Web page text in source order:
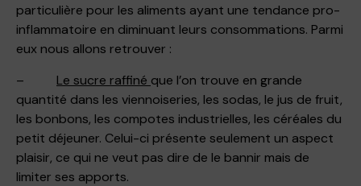
particulière pour les aliments ayant une tendance pro-
inflammatoire en diminuant leurs consommations. Parmi
eux nous allons retrouver :
– Le sucre raffiné que l’on trouve en grande
quantité dans les viennoiseries, les sodas, le jus de fruit,
les bonbons, les compotes industrielles, les céréales du
petit déjeuner. Celui-ci présente seulement un aspect
plaisir, ce qui ne veut pas dire de le bannir mais de
limiter ses apports.